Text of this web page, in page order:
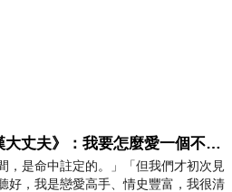
《娘子漢大丈夫》：我要怎麼愛一個不存在的人？
，是命中註定的。」「但我們才初次見
好，我是戀愛高手、情史豐富，我很清